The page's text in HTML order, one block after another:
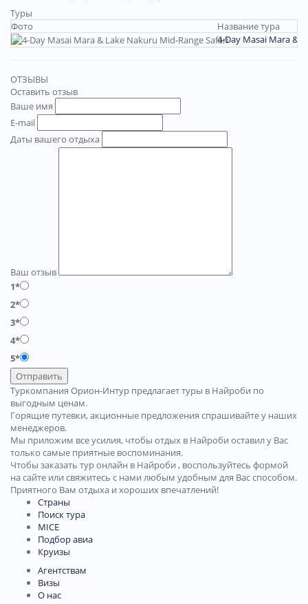
Туры
Фото
Название тура
4-Day Masai Mara &
ОТЗЫВЫ
Оставить отзыв
Ваше имя
E-mail
Даты вашего отдыха
Ваш отзыв
1*
2*
3*
4*
5*
Отправить
Туркомпания Орион-Интур предлагает туры в Найроби по
выгодным ценам.
Горящие путевки, акционные предложения спрашивайте у наших
менеджеров.
Мы приложим все усилия, чтобы отдых в Найроби оставил у Вас
только самые приятные воспоминания.
Чтобы заказать тур онлайн в Найроби , воспользуйтесь формой
на сайте или свяжитесь с нами любым удобным для Вас способом.
Приятного Вам отдыха и хороших впечатлений!
Страны
Поиск тура
MICE
Подбор авиа
Круизы
Агентствам
Визы
О нас